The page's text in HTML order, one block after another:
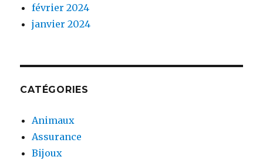
février 2024
janvier 2024
CATÉGORIES
Animaux
Assurance
Bijoux